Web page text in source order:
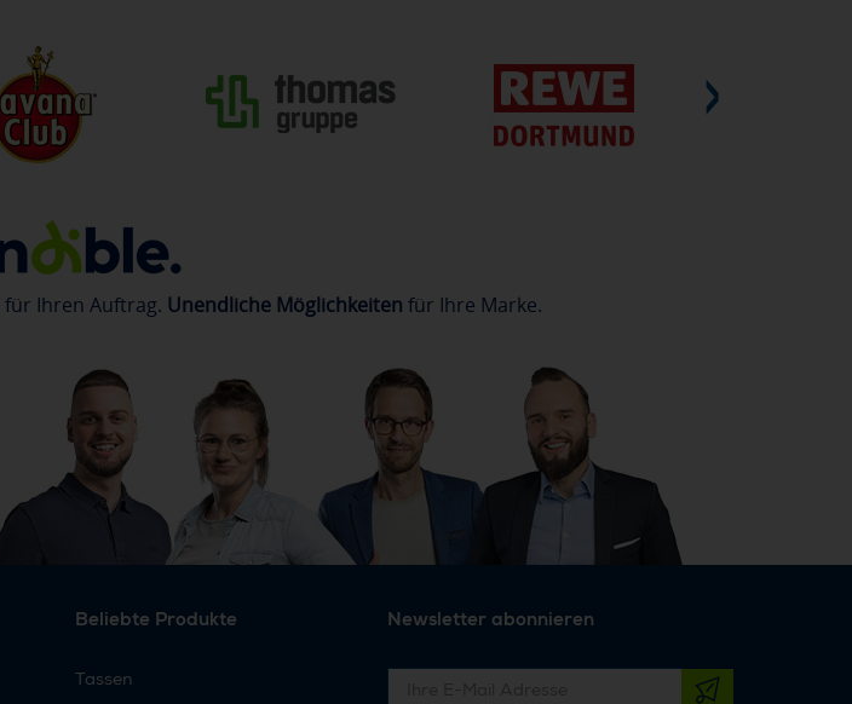
für Ihren Auftrag. Unendliche Möglichkeiten für Ihre Marke.
Beliebte Produkte
Tassen
Newsletter abonnieren